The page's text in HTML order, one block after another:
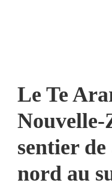
Le Te
Nouvelle-
sentier
nord au